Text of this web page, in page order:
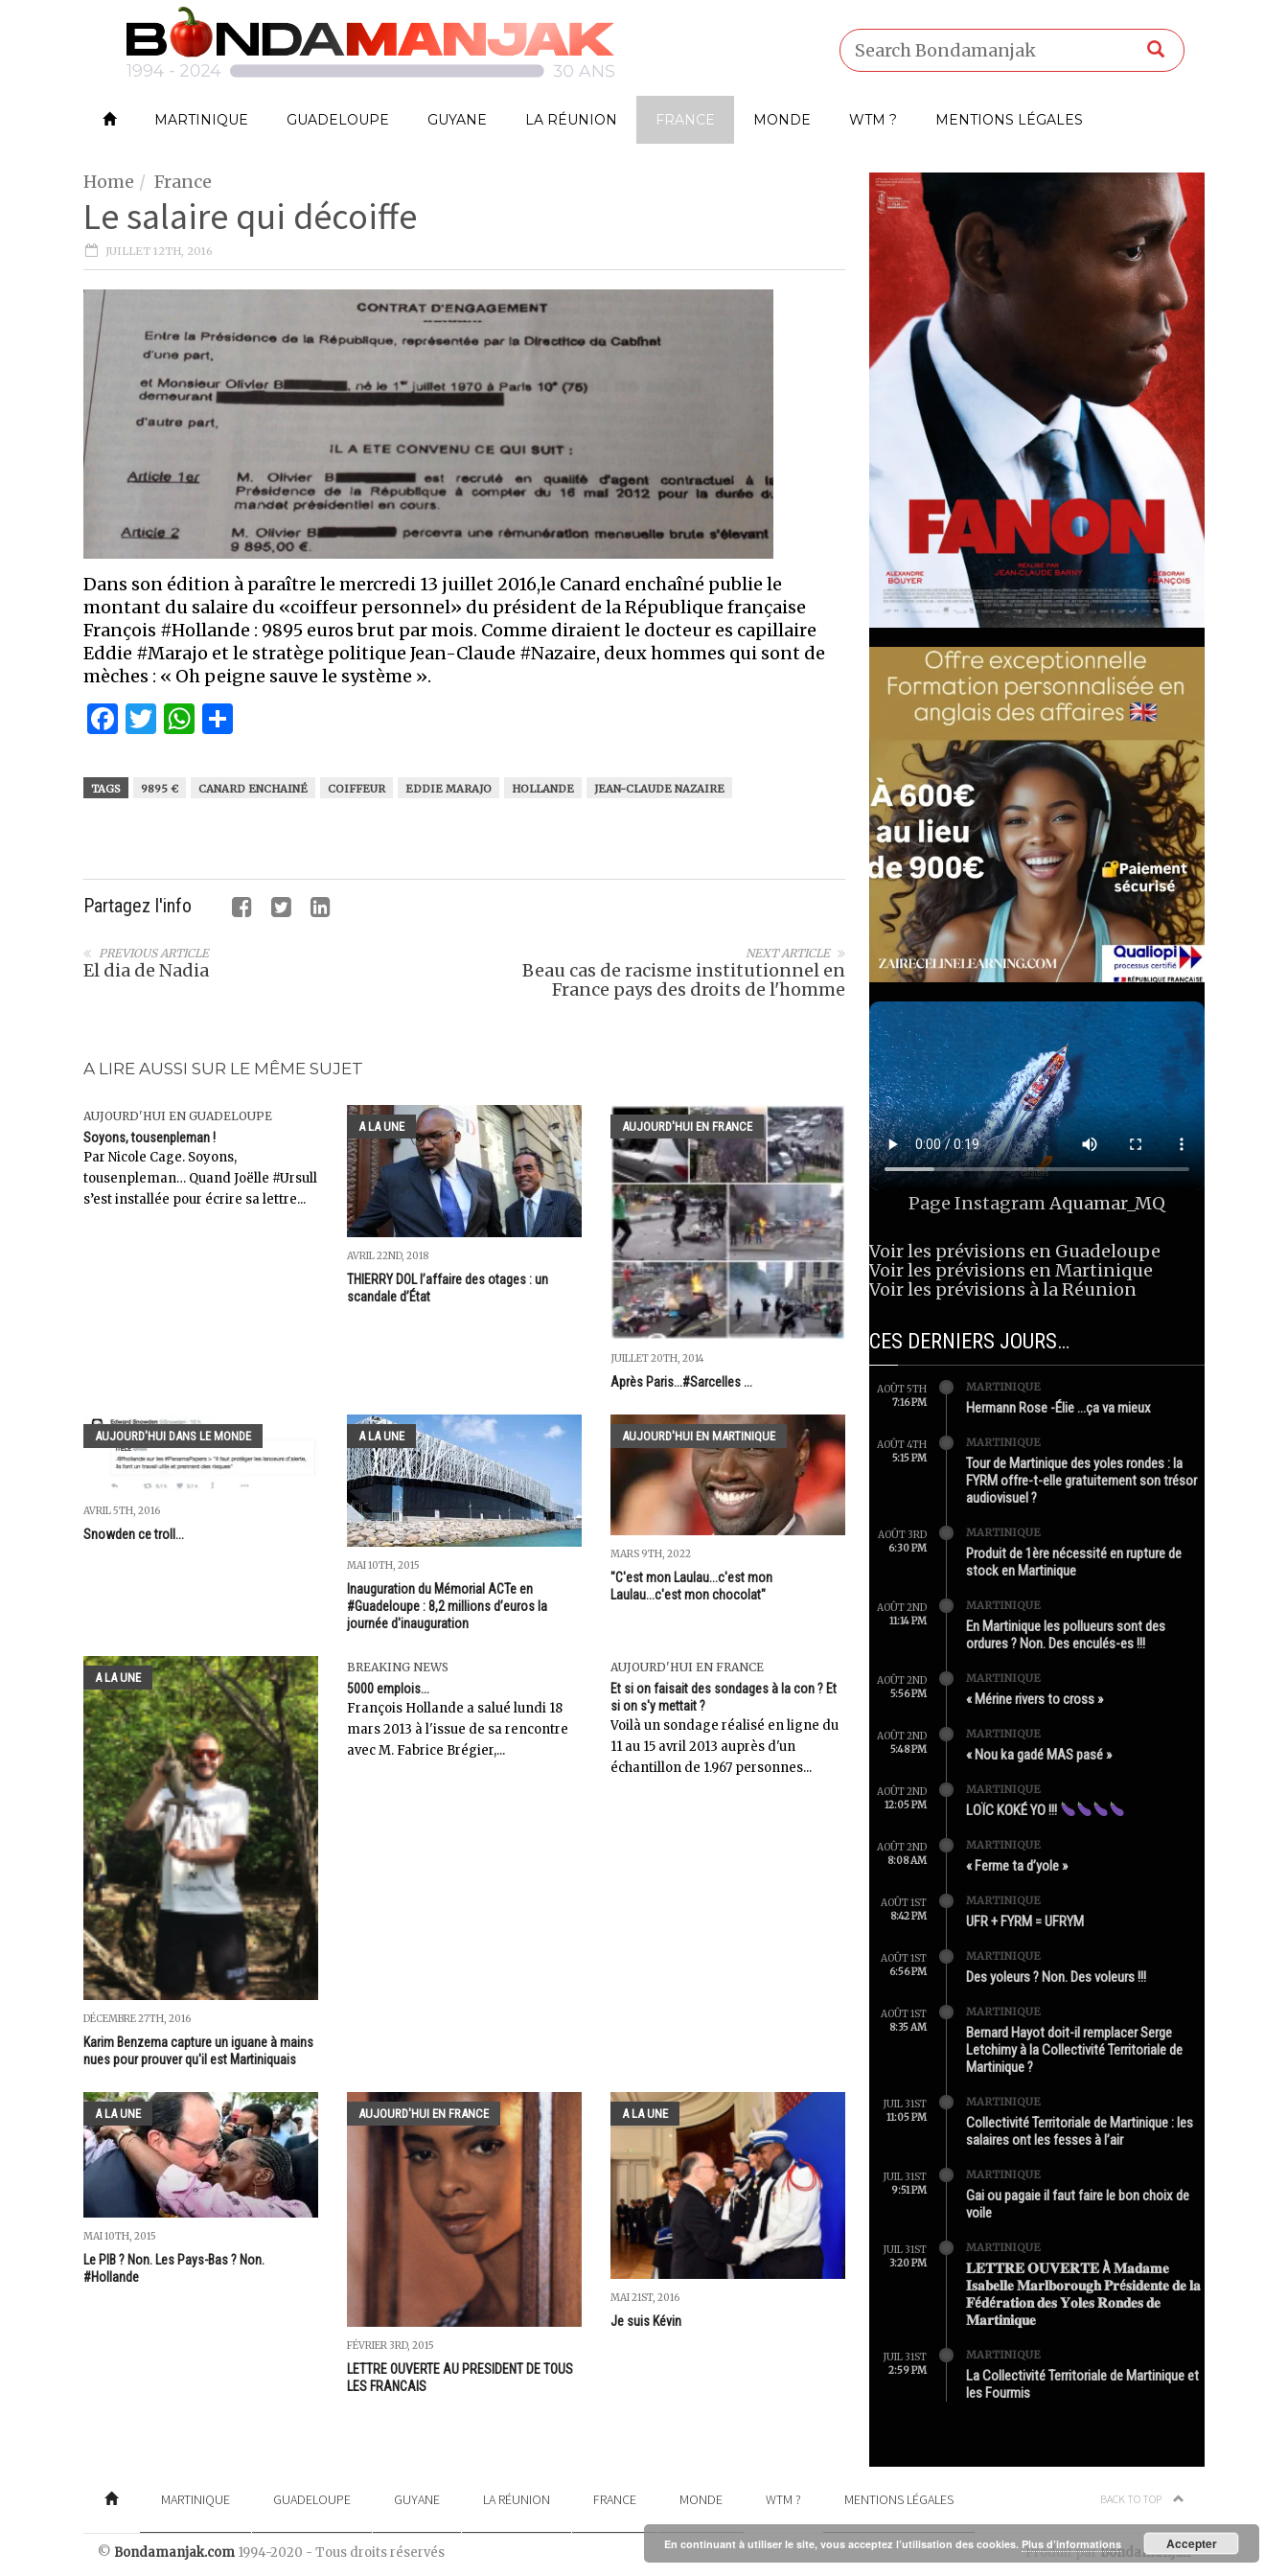
MARTINIQUE GUADELOUPE GUYANE LA RÉUNION FRANCE MONDE WTM ? MENTIONS LÉGALES
Home France
Le salaire qui décoiffe
JUILLET 12TH, 2016
Dans son édition à paraître le mercredi 13 juillet 2016,le Canard enchaîné publie le
montant du salaire du «coiffeur personnel» du président de la République française
François #Hollande : 9895 euros brut par mois. Comme diraient le docteur es capillaire
Eddie #Marajo et le stratège politique Jean-Claude #Nazaire, deux hommes qui sont de
mèches : « Oh peigne sauve le système ».
Facebook
Twitter
WhatsApp
TAGS 9895 € CANARD ENCHAINÉ COIFFEUR EDDIE MARAJO HOLLANDE JEAN-CLAUDE NAZAIRE
Partagez l'info
NEXT ARTICLE
Beau cas de racisme institutionnel en
France pays des droits de l'homme
PREVIOUS ARTICLE
El dia de Nadia
A LIRE AUSSI SUR LE MÊME SUJET
AUJOURD'HUI EN GUADELOUPE
Soyons, tousenpleman !
Par Nicole Cage. Soyons,
tousenpleman… Quand Joëlle #Ursull
s’est installée pour écrire sa lettre...
A LA UNE
AVRIL 22ND, 2018
THIERRY DOL l’affaire des otages : un
scandale d’État
AUJOURD'HUI EN FRANCE
JUILLET 20TH, 2014
Après Paris...#Sarcelles ...
AUJOURD'HUI DANS LE MONDE
AVRIL 5TH, 2016
Snowden ce troll...
A LA UNE
MAI 10TH, 2015
Inauguration du Mémorial ACTe en
#Guadeloupe : 8,2 millions d’euros la
journée d'inauguration
AUJOURD'HUI EN MARTINIQUE
MARS 9TH, 2022
"C'est mon Laulau...c'est mon
Laulau...c'est mon chocolat"
A LA UNE
DÉCEMBRE 27TH, 2016
Karim Benzema capture un iguane à mains
nues pour prouver qu'il est Martiniquais
BREAKING NEWS
5000 emplois...
François Hollande a salué lundi 18
mars 2013 à l'issue de sa rencontre
avec M. Fabrice Brégier,...
AUJOURD'HUI EN FRANCE
Et si on faisait des sondages à la con ? Et
si on s'y mettait ?
Voilà un sondage réalisé en ligne du
11 au 15 avril 2013 auprès d'un
échantillon de 1.967 personnes...
A LA UNE
MAI 10TH, 2015
Le PIB ? Non. Les Pays-Bas ? Non.
#Hollande
AUJOURD'HUI EN FRANCE
FÉVRIER 3RD, 2015
LETTRE OUVERTE AU PRESIDENT DE TOUS
LES FRANCAIS
A LA UNE
MAI 21ST, 2016
Je suis Kévin
Page InstagramAquamar_MQ
Voir les prévisions en Guadeloupe
Voir les prévisions en Martinique
Voir les prévisions à la Réunion
CES DERNIERS JOURS…
AOÛT 5TH
7:16 PM
MARTINIQUE
Hermann Rose -Élie …ça va mieux
AOÛT 4TH
5:15 PM
MARTINIQUE
Tour de Martinique des yoles rondes : la
FYRM offre-t-elle gratuitement son trésor
audiovisuel ?
AOÛT 3RD
6:30 PM
MARTINIQUE
Produit de 1ère nécessité en rupture de
stock en Martinique
AOÛT 2ND
11:14 PM
MARTINIQUE
En Martinique les pollueurs sont des
ordures ? Non. Des enculés-es !!!
AOÛT 2ND
5:56 PM
MARTINIQUE
« Mérine rivers to cross »
AOÛT 2ND
5:48 PM
MARTINIQUE
« Nou ka gadé MAS pasé »
AOÛT 2ND
12:05 PM
MARTINIQUE
LOÏC KOKÉ YO !!!
AOÛT 2ND
8:08 AM
MARTINIQUE
« Ferme ta d’yole »
AOÛT 1ST
8:42 PM
MARTINIQUE
UFR + FYRM = UFRYM
AOÛT 1ST
6:56 PM
MARTINIQUE
Des yoleurs ? Non. Des voleurs !!!
AOÛT 1ST
8:35 AM
MARTINIQUE
Bernard Hayot doit-il remplacer Serge
Letchimy à la Collectivité Territoriale de
Martinique ?
JUIL 31ST
11:05 PM
MARTINIQUE
Collectivité Territoriale de Martinique : les
salaires ont les fesses à l’air
JUIL 31ST
9:51 PM
MARTINIQUE
Gai ou pagaie il faut faire le bon choix de
voile
JUIL 31ST
3:20 PM
MARTINIQUE
𝐋𝐄𝐓𝐓𝐑𝐄 𝐎𝐔𝐕𝐄𝐑𝐓𝐄 À 𝐌𝐚𝐝𝐚𝐦𝐞
𝐈𝐬𝐚𝐛𝐞𝐥𝐥𝐞 𝐌𝐚𝐫𝐥𝐛𝐨𝐫𝐨𝐮𝐠𝐡 𝐏𝐫é𝐬𝐢𝐝𝐞𝐧𝐭𝐞 𝐝𝐞 𝐥𝐚
𝐅é𝐝é𝐫𝐚𝐭𝐢𝐨𝐧 𝐝𝐞𝐬 𝐘𝐨𝐥𝐞𝐬 𝐑𝐨𝐧𝐝𝐞𝐬 𝐝𝐞
𝐌𝐚𝐫𝐭𝐢𝐧𝐢𝐪𝐮𝐞
JUIL 31ST
2:59 PM
MARTINIQUE
La Collectivité Territoriale de Martinique et
les Fourmis
MARTINIQUE GUADELOUPE GUYANE LA RÉUNION FRANCE MONDE WTM ? MENTIONS LÉGALES BACK TO TOP
© Bondamanjak.com 1994-2020 - Tous droits réservés Produit parBondamanjak
En continuant à utiliser le site, vous acceptez l’utilisation des cookies. Plus d’informations Accepter